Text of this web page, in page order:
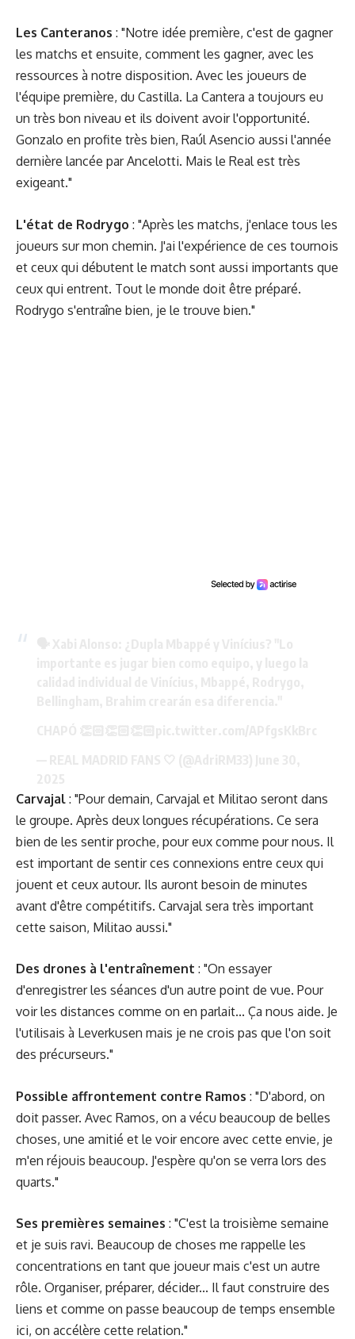
Les Canteranos : "Notre idée première, c'est de gagner
les matchs et ensuite, comment les gagner, avec les
ressources à notre disposition. Avec les joueurs de
l'équipe première, du Castilla. La Cantera a toujours eu
un très bon niveau et ils doivent avoir l'opportunité.
Gonzalo en profite très bien, Raúl Asencio aussi l'année
dernière lancée par Ancelotti. Mais le Real est très
exigeant."
L'état de Rodrygo : "Après les matchs, j'enlace tous les
joueurs sur mon chemin. J'ai l'expérience de ces tournois
et ceux qui débutent le match sont aussi importants que
ceux qui entrent. Tout le monde doit être préparé.
Rodrygo s'entraîne bien, je le trouve bien."
Carvajal : "Pour demain, Carvajal et Militao seront dans
le groupe. Après deux longues récupérations. Ce sera
bien de les sentir proche, pour eux comme pour nous. Il
est important de sentir ces connexions entre ceux qui
jouent et ceux autour. Ils auront besoin de minutes
avant d'être compétitifs. Carvajal sera très important
cette saison, Militao aussi."
Des drones à l'entraînement : "On essayer
d'enregistrer les séances d'un autre point de vue. Pour
voir les distances comme on en parlait... Ça nous aide. Je
l'utilisais à Leverkusen mais je ne crois pas que l'on soit
des précurseurs."
Possible affrontement contre Ramos : "D'abord, on
doit passer. Avec Ramos, on a vécu beaucoup de belles
choses, une amitié et le voir encore avec cette envie, je
m'en réjouis beaucoup. J'espère qu'on se verra lors des
quarts."
Ses premières semaines : "C'est la troisième semaine
et je suis ravi. Beaucoup de choses me rappelle les
concentrations en tant que joueur mais c'est un autre
rôle. Organiser, préparer, décider... Il faut construire des
liens et comme on passe beaucoup de temps ensemble
ici, on accélère cette relation."